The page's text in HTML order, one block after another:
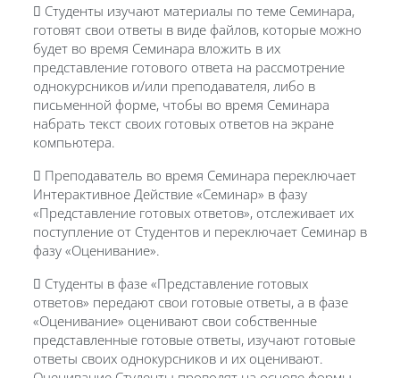
 Студенты изучают материалы по теме Семинара,
готовят свои ответы в виде файлов, которые можно
будет во время Семинара вложить в их
представление готового ответа на рассмотрение
однокурсников и/или преподавателя, либо в
письменной форме, чтобы во время Семинара
набрать текст своих готовых ответов на экране
компьютера.
 Преподаватель во время Семинара переключает
Интерактивное Действие «Семинар» в фазу
«Представление готовых ответов», отслеживает их
поступление от Студентов и переключает Семинар в
фазу «Оценивание».
 Студенты в фазе «Представление готовых
ответов» передают свои готовые ответы, а в фазе
«Оценивание» оценивают свои собственные
представленные готовые ответы, изучают готовые
ответы своих однокурсников и их оценивают.